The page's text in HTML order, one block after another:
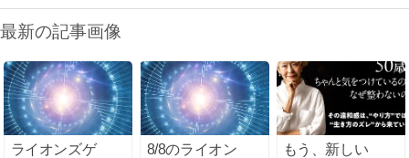
最新の記事画像
ライオンズゲ
8/8のライオン
もう、新しい